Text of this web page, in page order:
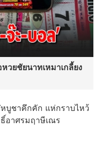
วยชัยนาทเหมาเกลี้ยง
บูชาคึกคัก แห่กราบไหว้
อาศรมฤาษีเณร